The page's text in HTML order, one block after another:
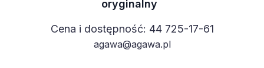
oryginalny
Cena i dostępność: 44 725-17-61
agawa@agawa.pl